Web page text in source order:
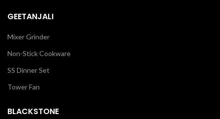
GEETANJALI
Mixer Grinder
Non-Stick Cookware
SS Dinner Set
Tower Fan
BLACKSTONE